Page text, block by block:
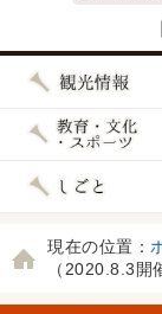
｜
現在の位置：
（2020.8.3開